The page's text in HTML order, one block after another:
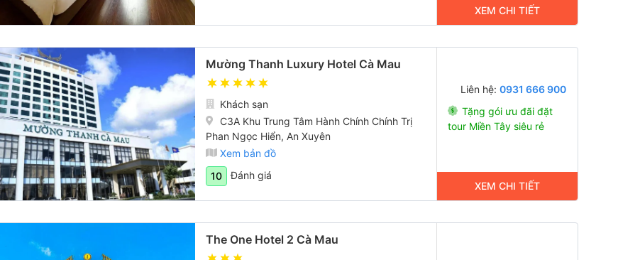
XEM CHI TIẾT
Mường Thanh Luxury Hotel Cà Mau
Khách sạn
C3A Khu Trung Tâm Hành Chính Chính Trị
Phan Ngọc Hiển, An Xuyên
Xem bản đồ
10
Đánh giá
Liên hệ:0931 666 900
Tặng gói ưu đãi đặt
tour Miền Tây siêu rẻ
XEM CHI TIẾT
The One Hotel 2 Cà Mau